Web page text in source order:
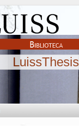
LuissThesis